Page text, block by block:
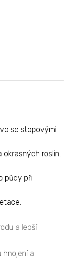
se stopovými
roslin.
půdy při
a lepší
hnojení a